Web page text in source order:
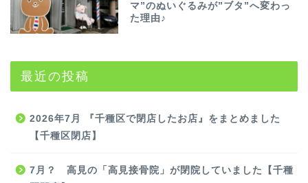
マ”のぬいぐるみが”ブタ”へ変わっ
た理由♪
最近の投稿
2026年7月 『千種区で閉店したお店』をまとめました
【千種区閉店】
7月？ 高見の「高見接骨院」が閉院していました【千種